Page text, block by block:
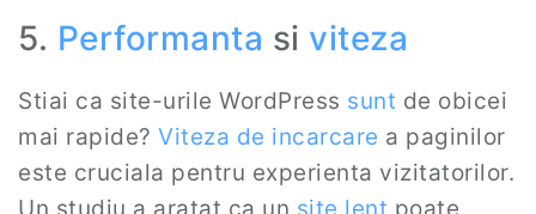
5. Performanta si viteza
Stiai ca site-urile WordPress sunt de obicei
mai rapide? Viteza de incarcare a paginilor
este cruciala pentru experienta vizitatorilor.